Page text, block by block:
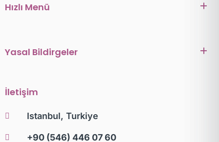
Hızlı Menü
Yasal Bildirgeler
İletişim
Istanbul, Turkiye
+90 (546) 446 07 60